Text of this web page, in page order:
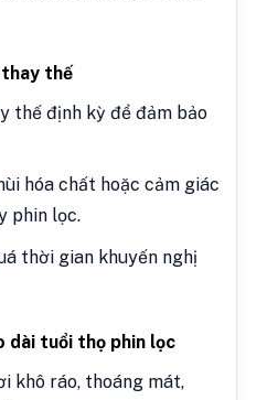
thế
thế định kỳ để đảm bảo
hóa chất hoặc cảm giác
phin lọc.
thời gian khuyến nghị
dài tuổi thọ phin lọc
khô ráo, thoáng mát,